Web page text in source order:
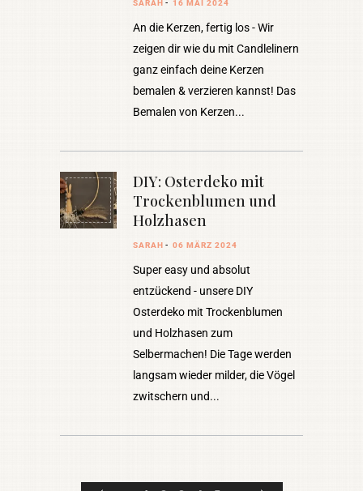
SARAH 16 MAI 2024
An die Kerzen, fertig los - Wir
zeigen dir wie du mit Candlelinern
ganz einfach deine Kerzen
bemalen & verzieren kannst! Das
Bemalen von Kerzen
DIY: Osterdeko mit
Trockenblumen und
Holzhasen
SARAH 06 MÄRZ 2024
Super easy und absolut
entzückend - unsere DIY
Osterdeko mit Trockenblumen
und Holzhasen zum
Selbermachen! Die Tage werden
langsam wieder milder, die Vögel
zwitschern und